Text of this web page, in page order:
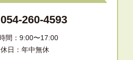
054-260-4593
間：9:00〜17:00
日：年中無休